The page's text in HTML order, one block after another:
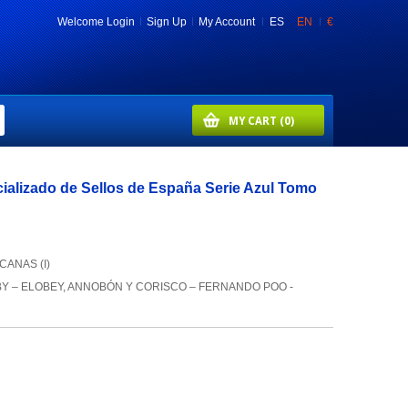
€
ES EN
WelcomeLogin Sign Up My Account
MY CART (0)
de Sellos de España Serie Azul Tomo
(I)
– ELOBEY, ANNOBÓN Y CORISCO – FERNANDO POO -